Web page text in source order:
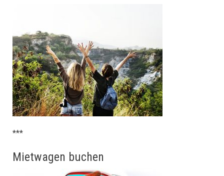
***
Mietwagen buchen